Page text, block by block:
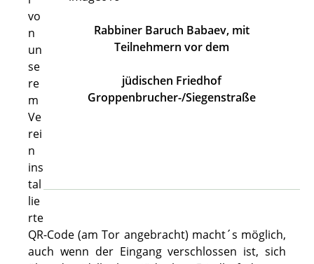
Rabbiner Baruch Babaev, mit
Teilnehmern vor dem
jüdischen Friedhof
Groppenbrucher-/Siegenstraße
vo
n
un
se
re
m
Ve
rei
n
ins
tal
lie
rte
QR-Code (am Tor angebracht) macht´s möglich,
auch wenn der Eingang verschlossen ist, sich